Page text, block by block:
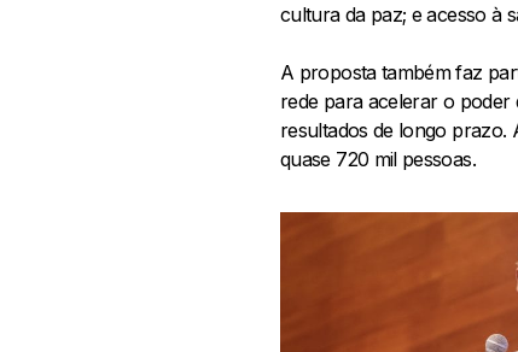
cultura da paz; e acesso à
A proposta também faz
rede para acelerar o poder
resultados de longo prazo.
quase 720 mil pessoas.